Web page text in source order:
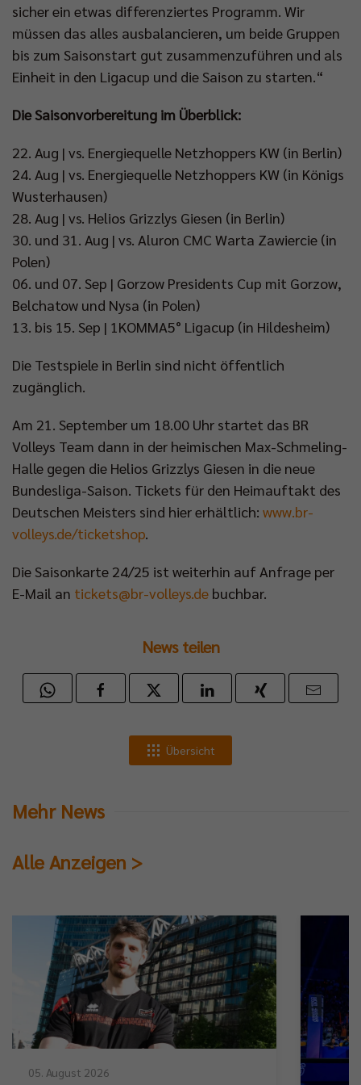
sicher ein etwas differenziertes Programm. Wir
müssen das alles ausbalancieren, um beide Gruppen
bis zum Saisonstart gut zusammenzuführen und als
Einheit in den Ligacup und die Saison zu starten.“
Die Saisonvorbereitung im Überblick:
22. Aug | vs. Energiequelle Netzhoppers KW (in Berlin)
24. Aug | vs. Energiequelle Netzhoppers KW (in Königs
Wusterhausen)
28. Aug | vs. Helios Grizzlys Giesen (in Berlin)
30. und 31. Aug | vs. Aluron CMC Warta Zawiercie (in
Polen)
06. und 07. Sep | Gorzow Presidents Cup mit Gorzow,
Belchatow und Nysa (in Polen)
13. bis 15. Sep | 1KOMMA5° Ligacup (in Hildesheim)
Die Testspiele in Berlin sind nicht öffentlich
zugänglich.
Am 21. September um 18.00 Uhr startet das BR
Volleys Team dann in der heimischen Max-Schmeling-
Halle gegen die Helios Grizzlys Giesen in die neue
Bundesliga-Saison. Tickets für den Heimauftakt des
Deutschen Meisters sind hier erhältlich: www.br-
volleys.de/ticketshop.
Die Saisonkarte 24/25 ist weiterhin auf Anfrage per
E-Mail an tickets@br-volleys.de buchbar.
News teilen
Übersicht
Mehr News
Alle Anzeigen >
05. August 2026